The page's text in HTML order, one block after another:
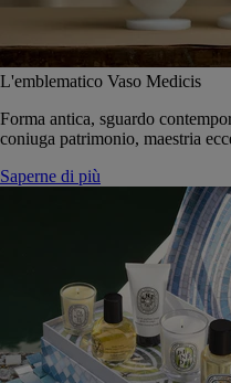
L'emblematico Vaso Medicis
Forma antica, sguardo
coniuga patrimonio, maestria
Saperne di più